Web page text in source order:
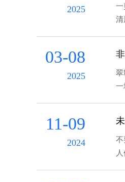
2025
一
清
03-08
2025
翠
一
11-09
2024
不